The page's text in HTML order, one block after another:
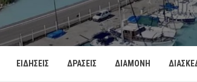
ΕΙΔΗΣΕΙΣ ΔΡΑΣΕΙΣ ΔΙΑΜΟΝΗ